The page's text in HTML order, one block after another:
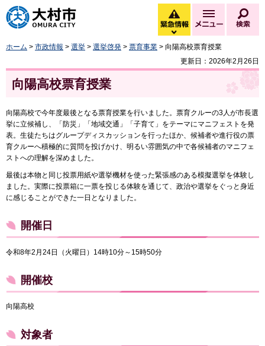
大村市
緊急情報
緊急情報を開く
メニュー
ホーム > 市政情報 > 選挙 > 選挙啓発 > 票育事業 > 向陽高校票育授業
更新日：2026年2月26日
向陽高校票育授業
向陽高校で今年度最後となる票育授業を行いました。票育クルーの3人が市長選
挙に立候補し、「防災」「地域交通」「子育て」をテーマにマニフェストを発
表。生徒たちはグループディスカッションを行ったほか、候補者や進行役の票
育クルーへ積極的に質問を投げかけ、明るい雰囲気の中で各候補者のマニフェ
ストへの理解を深めました。
最後は本物と同じ投票用紙や選挙機材を使った緊張感のある模擬選挙を体験し
ました。実際に投票箱に一票を投じる体験を通じて、政治や選挙をぐっと身近
に感じることができた一日となりました。
開催日
令和8年2月24日（火曜日）14時10分～15時50分
開催校
向陽高校
対象者